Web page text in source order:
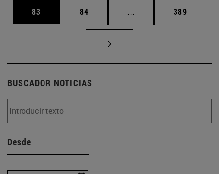
Página
83 Página
84 ... Páginas intermedias
Página
389
BUSCADOR NOTICIAS
Desde